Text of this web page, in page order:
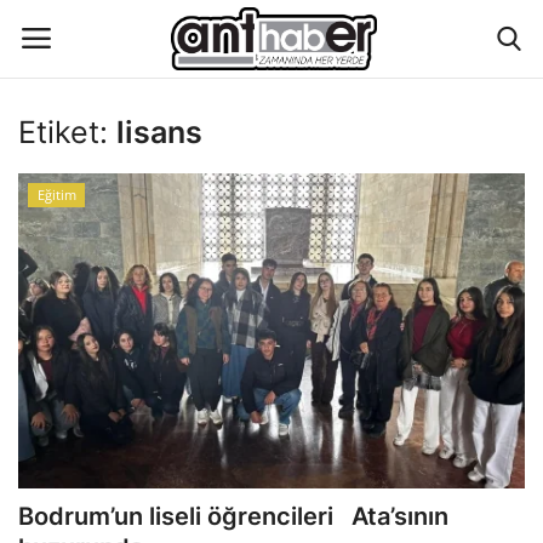
Eğitim
Aktüel Magazin
Hakkımızda
İletişim
Çevre
Etiket: lisans
Eğitim
Bodrum’un liseli öğrencileri Ata’sının